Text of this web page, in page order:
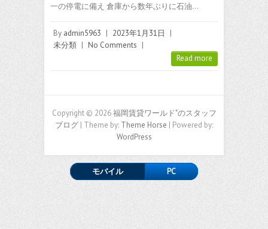
一の停電に備え 倉庫から数年ぶりに石油…
By admin5963 | 2023年1月31日
|
未分類 | No Comments |
Read more
Copyright © 2026福岡賃貸ワールド"のスタッフ
ブログ | Theme by: Theme Horse | Powered by:
WordPress
モバイル PC